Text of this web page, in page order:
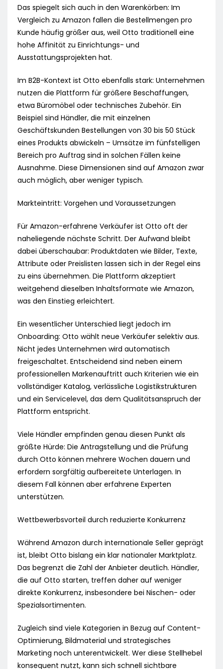
Das spiegelt sich auch in den Warenkörben: Im
Vergleich zu Amazon fallen die Bestellmengen pro
Kunde häufig größer aus, weil Otto traditionell eine
hohe Affinität zu Einrichtungs- und
Ausstattungsprojekten hat.
Im B2B-Kontext ist Otto ebenfalls stark: Unternehmen
nutzen die Plattform für größere Beschaffungen,
etwa Büromöbel oder technisches Zubehör. Ein
Beispiel sind Händler, die mit einzelnen
Geschäftskunden Bestellungen von 30 bis 50 Stück
eines Produkts abwickeln – Umsätze im fünfstelligen
Bereich pro Auftrag sind in solchen Fällen keine
Ausnahme. Diese Dimensionen sind auf Amazon zwar
auch möglich, aber weniger typisch.
Markteintritt: Vorgehen und Voraussetzungen
Für Amazon-erfahrene Verkäufer ist Otto oft der
naheliegende nächste Schritt. Der Aufwand bleibt
dabei überschaubar: Produktdaten wie Bilder, Texte,
Attribute oder Preislisten lassen sich in der Regel eins
zu eins übernehmen. Die Plattform akzeptiert
weitgehend dieselben Inhaltsformate wie Amazon,
was den Einstieg erleichtert.
Ein wesentlicher Unterschied liegt jedoch im
Onboarding: Otto wählt neue Verkäufer selektiv aus.
Nicht jedes Unternehmen wird automatisch
freigeschaltet. Entscheidend sind neben einem
professionellen Markenauftritt auch Kriterien wie ein
vollständiger Katalog, verlässliche Logistikstrukturen
und ein Servicelevel, das dem Qualitätsanspruch der
Plattform entspricht.
Viele Händler empfinden genau diesen Punkt als
größte Hürde: Die Antragstellung und die Prüfung
durch Otto können mehrere Wochen dauern und
erfordern sorgfältig aufbereitete Unterlagen. In
diesem Fall können aber erfahrene Experten
unterstützen.
Wettbewerbsvorteil durch reduzierte Konkurrenz
Während Amazon durch internationale Seller geprägt
ist, bleibt Otto bislang ein klar nationaler Marktplatz.
Das begrenzt die Zahl der Anbieter deutlich. Händler,
die auf Otto starten, treffen daher auf weniger
direkte Konkurrenz, insbesondere bei Nischen- oder
Spezialsortimenten.
Zugleich sind viele Kategorien in Bezug auf Content-
Optimierung, Bildmaterial und strategisches
Marketing noch unterentwickelt. Wer diese Stellhebel
konsequent nutzt, kann sich schnell sichtbare